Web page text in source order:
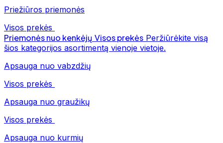
Priežiūros priemonės
Visos prekės
Priemonės nuo kenkėjų Visos prekės Peržiūrėkite visą
šios kategorijos asortimentą vienoje vietoje.
Apsauga nuo vabzdžių
Visos prekės
Apsauga nuo graužikų
Visos prekės
Apsauga nuo kurmių